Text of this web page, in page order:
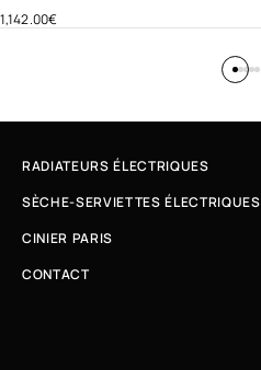
1,142.00€
RADIATEURS ÉLECTRIQUES
SÈCHE-SERVIETTES ÉLECTRIQUES
CINIER PARIS
CONTACT